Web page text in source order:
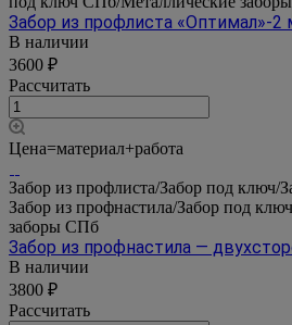
Забор из профлиста «Оптимал»-2
В наличии
3600 ₽
Рассчитать
Цена=материал+работа
Забор из профлиста/Забор под ключ/
Забор из профнастила/Забор под
заборы СПб
Забор из профнастила —
В наличии
3800 ₽
Рассчитать